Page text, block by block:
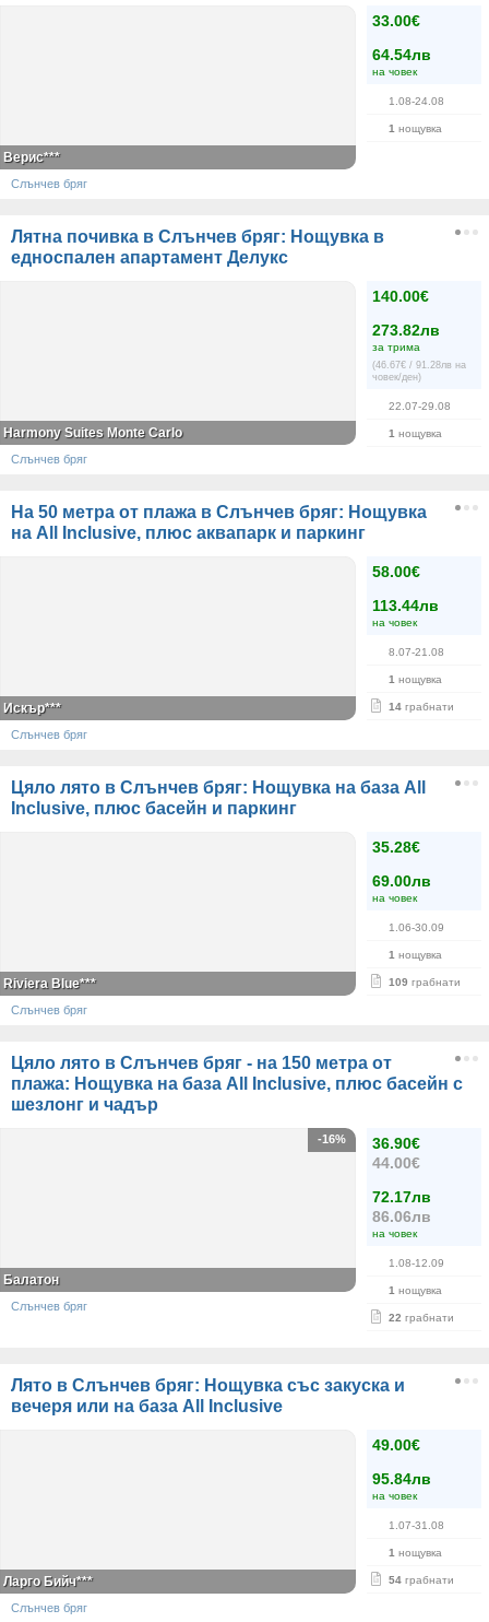
33.00€
64.54лв
на човек
1.08-24.08
1 нощувка
Верис***
Слънчев бряг
Лятна почивка в Слънчев бряг: Нощувка в
едноспален апартамент Делукс
140.00€
273.82лв
за трима
(46.67€ / 91.28лв на
човек/ден)
22.07-29.08
1 нощувка
Harmony Suites Monte Carlo
Слънчев бряг
На 50 метра от плажа в Слънчев бряг: Нощувка
на All Inclusive, плюс аквапарк и паркинг
58.00€
113.44лв
на човек
8.07-21.08
1 нощувка
14 грабнати
Искър***
Слънчев бряг
Цяло лято в Слънчев бряг: Нощувка на база All
Inclusive, плюс басейн и паркинг
35.28€
69.00лв
на човек
1.06-30.09
1 нощувка
109 грабнати
Riviera Blue***
Слънчев бряг
Цяло лято в Слънчев бряг - на 150 метра от
плажа: Нощувка на база All Inclusive, плюс басейн с
шезлонг и чадър
36.90€
44.00€
72.17лв
86.06лв
на човек
1.08-12.09
1 нощувка
22 грабнати
-16%
Балатон
Слънчев бряг
Лято в Слънчев бряг: Нощувка със закуска и
вечеря или на база All Inclusive
49.00€
95.84лв
на човек
1.07-31.08
1 нощувка
54 грабнати
Ларго Бийч***
Слънчев бряг